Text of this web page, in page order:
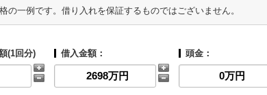
の一例です。借り入れを保証するものではございません。
(1回分) 借入金額： 頭金：